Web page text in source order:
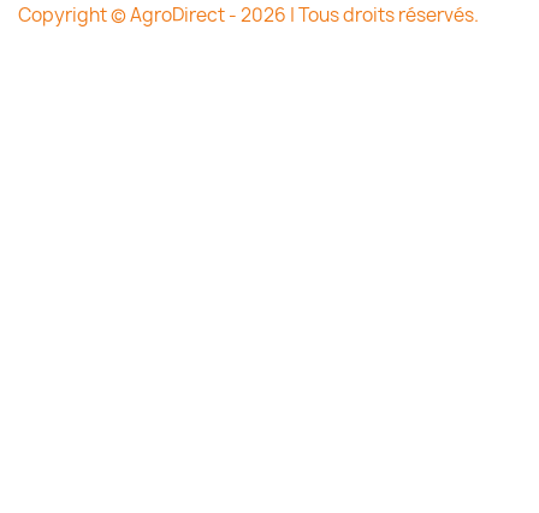
Copyright © AgroDirect - 2026 | Tous droits réservés.